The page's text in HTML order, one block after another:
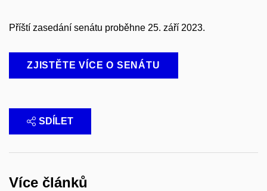
Příští zasedání senátu proběhne 25. září 2023.
ZJISTĚTE VÍCE O SENÁTU
SDÍLET
Více článků